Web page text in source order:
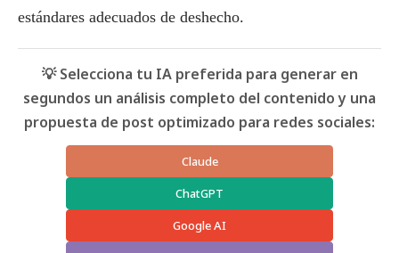
estándares adecuados de deshecho.
💡 Selecciona tu IA preferida para generar en
segundos un análisis completo del contenido y una
propuesta de post optimizado para redes sociales:
Claude
ChatGPT
Google AI